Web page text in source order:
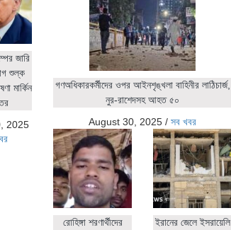
জারি
শুল্ক
মার্কিন
2025
গণঅধিকারকর্মীদের ওপর আইনশৃঙ্খলা বাহিনীর লাঠিচার্জ,
নুর-রাশেদসহ আহত ৫০
August 30, 2025 /সব খবর
রোহিঙ্গা শরণার্থীদের
ইরানের জেলে ইসরায়েলি